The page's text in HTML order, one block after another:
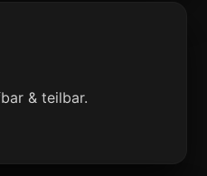
& teilbar.